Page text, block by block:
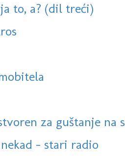
to, a? (dil treći)
za guštanje na
- stari radio